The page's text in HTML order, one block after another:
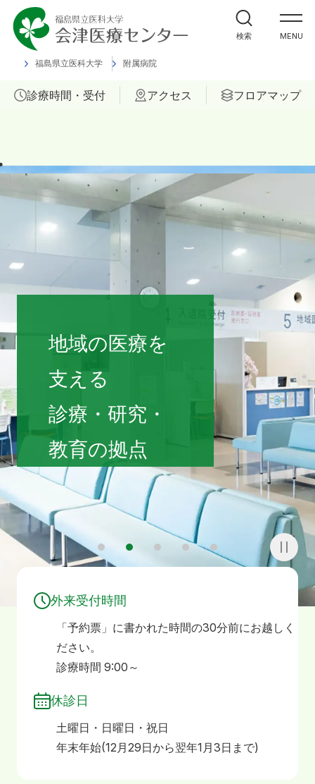
福島県立医科大学 附属病院
MENU
外来受診の方
入院・ご面会の方
診療科
当院について
医療関係者の方へ
診療時間・受付 アクセス フロアマップ
検索
福島県立医科大学 会津診療セン
地域の医療を
支える
診療・研究・
教育の拠点
3 5
外来受付時間
「予約票」に書かれた時間の30分前にお越しく
ださい。
診療時間 9:00～
休診日
土曜日・日曜日・祝日
年末年始(12月29日から翌年1月3日まで)